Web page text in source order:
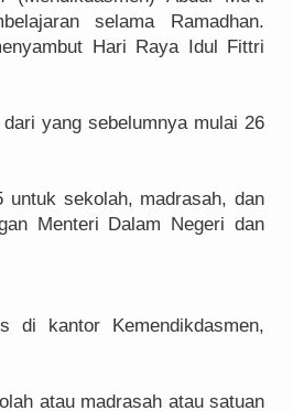
selama Ramadhan.
Hari Raya Idul Fittri
yang sebelumnya mulai 26
untuk sekolah, madrasah, dan
Menteri Dalam Negeri dan
di kantor Kemendikdasmen,
atau madrasah atau satuan